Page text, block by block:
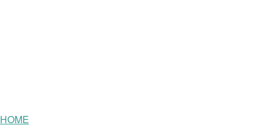
HOME